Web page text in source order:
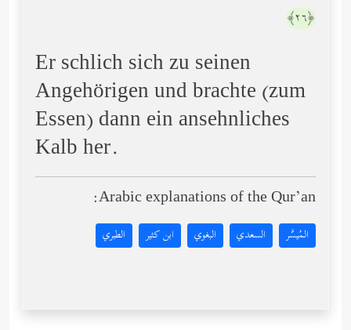
﴿٢٦﴾
Er schlich sich zu seinen
Angehörigen und brachte (zum
Essen) dann ein ansehnliches
Kalb her.
Arabic explanations of the Qur’an:
المُيسَّر السعدي البغوي ابن كثير الطبري